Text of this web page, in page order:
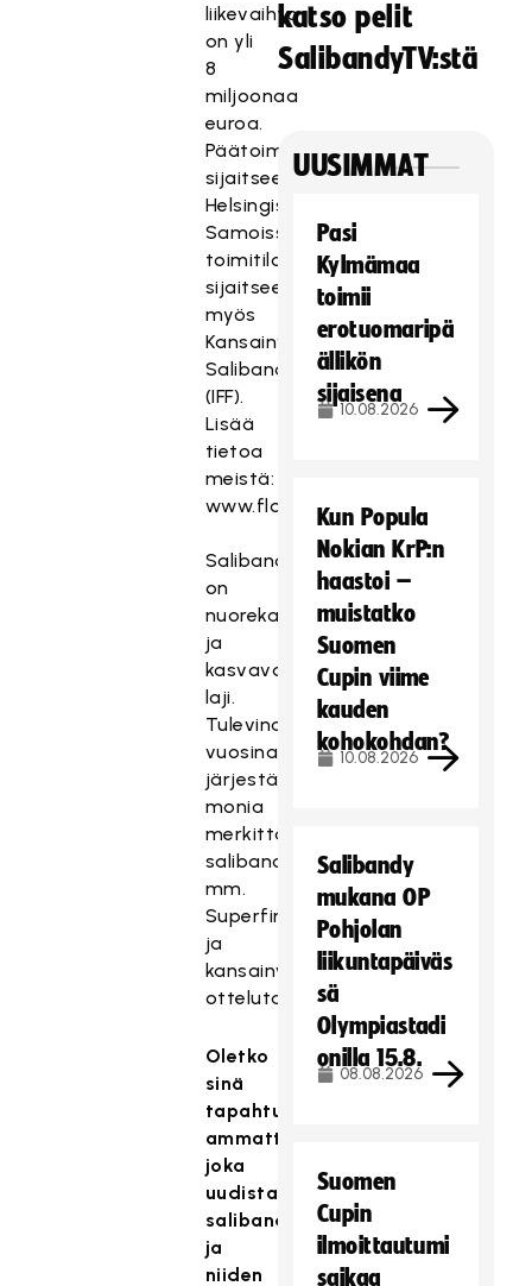
liikevaihto
on yli
8
miljoonaa
euroa.
Päätoimipisteemme
sijaitsee
Helsingissä.
Samoissa
toimitiloissa
sijaitsee
myös
Kansainvälinen
Salibandyliitto
(IFF).
Lisää
tietoa
meistä:
www.floorball.fi
Salibandy
on
nuorekas
ja
kasvava
laji.
Tulevina
vuosina
järjestämme
monia
merkittäviä
salibandytapahtumia,
mm.
Superfinaalin
ja
kansainvälisiä
ottelutapahtumia.
Oletko
sinä
tapahtuma-
ammatti
joka
uudistaa
salibandytapahtumia
ja
niiden
katso pelit
SalibandyTV:stä
UUSIMMAT
Pasi
Kylmämaa
toimii
erotuomaripä
ällikön
sijaisena
10.08.2026
Kun Popula
Nokian KrP:n
haastoi –
muistatko
Suomen
Cupin viime
kauden
kohokohdan?
10.08.2026
Salibandy
mukana OP
Pohjolan
liikuntapäiväs
sä
Olympiastadi
onilla 15.8.
08.08.2026
Suomen
Cupin
ilmoittautumi
saikaa